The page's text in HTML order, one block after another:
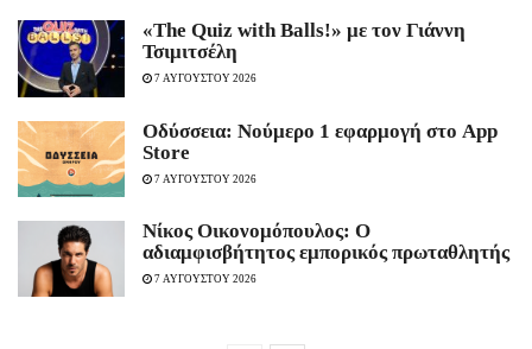
«The Quiz with Balls!» με τον Γιάννη
Τσιμιτσέλη
7 ΑΥΓΟΥΣΤΟΥ 2026
Οδύσσεια: Νούμερο 1 εφαρμογή στο App
Store
7 ΑΥΓΟΥΣΤΟΥ 2026
Νίκος Οικονομόπουλος: Ο
αδιαμφισβήτητος εμπορικός πρωταθλητής
7 ΑΥΓΟΥΣΤΟΥ 2026